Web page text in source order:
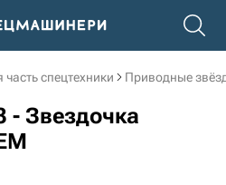
спецтехники Приводные
- Звездочка